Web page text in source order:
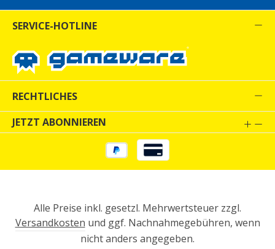
SERVICE-HOTLINE
RECHTLICHES
JETZT ABONNIEREN
Alle Preise inkl. gesetzl. Mehrwertsteuer zzgl.
Versandkosten und ggf. Nachnahmegebühren, wenn
nicht anders angegeben.